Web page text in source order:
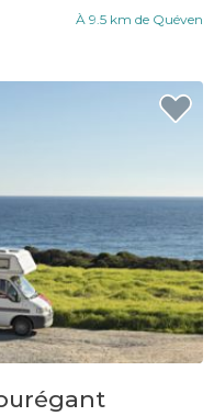
À 9.5 km de Quéven